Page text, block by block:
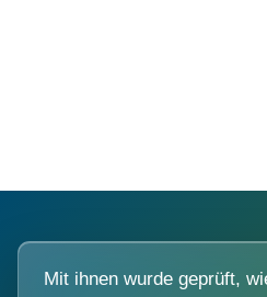
Mit ihnen wurde geprüft,